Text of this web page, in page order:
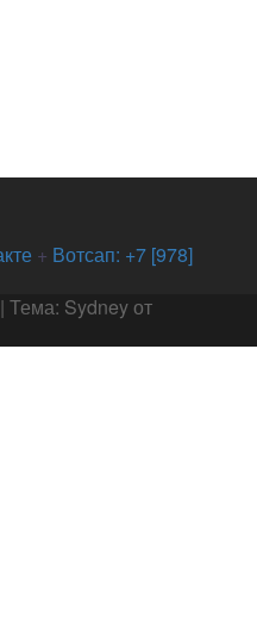
+ Вотсап: +7 [978]
| Тема: Sydney от